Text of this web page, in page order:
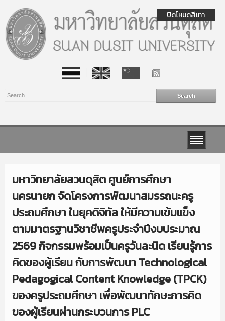
มหาวิทยาลัยสวนดุสิต ศูนย์การศึกษา
นครนายก จัดโครงการพัฒนาสมรรถนะครู
ประถมศึกษา ในยุคดิจิทัล ให้มีความเข้มแข็ง
ตามมาตรฐานวิชาชีพครูประจำปีงบประมาณ
2569 กิจกรรมพร้อมเป็นครูวันละนิด เรียนรู้การ
คิดของผู้เรียน กับการพัฒนา Technological
Pedagogical Content Knowledge (TPCK)
ของครูประถมศึกษา เพื่อพัฒนาทักษะการคิด
ของผู้เรียนผ่านกระบวนการ PLC
ปิดโหมดสีเทา